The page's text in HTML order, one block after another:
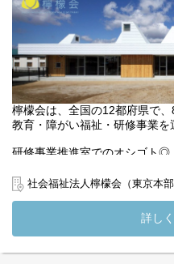
【相談しやすい環境】全国の
------------------------------
・従事すべき業務の変更の範
・就業の場所の変更の範囲：
望と法人の合意が原則）
檸檬会は、全国の12都府県で
教育・障がい福祉・研修事業を
研修事業推進室でのオシゴト◎
檸檬会が東京都から委託を受け
等キャリアアップ研修】【サー
【業務内容】
◎研修の企画・運営・サポート
社会福祉法人檸檬会（東京本部
詳し